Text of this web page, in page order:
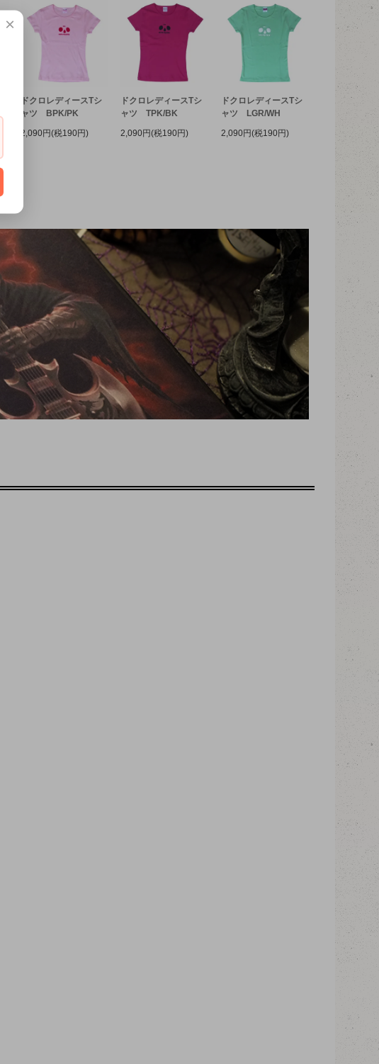
ドクロレディースTシ
ャツ BPK/PK
2,090円(税190円)
ドクロレディースTシ
ャツ TPK/BK
2,090円(税190円)
ドクロレディースTシ
ャツ LGR/WH
2,090円(税190円)
×